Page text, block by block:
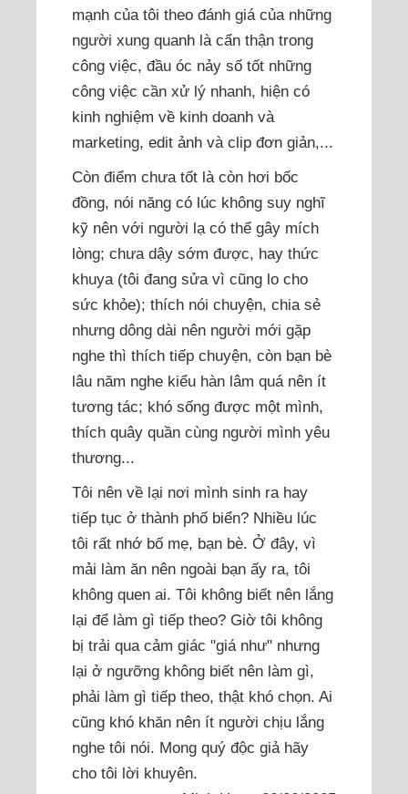
mạnh của tôi theo đánh giá của những
người xung quanh là cẩn thận trong
công việc, đầu óc nảy số tốt những
công việc cần xử lý nhanh, hiện có
kinh nghiệm về kinh doanh và
marketing, edit ảnh và clip đơn giản,...
Còn điểm chưa tốt là còn hơi bốc
đồng, nói năng có lúc không suy nghĩ
kỹ nên với người lạ có thể gây mích
lòng; chưa dậy sớm được, hay thức
khuya (tôi đang sửa vì cũng lo cho
sức khỏe); thích nói chuyện, chia sẻ
nhưng dông dài nên người mới gặp
nghe thì thích tiếp chuyện, còn bạn bè
lâu năm nghe kiểu hàn lâm quá nên ít
tương tác; khó sống được một mình,
thích quây quần cùng người mình yêu
thương...
Tôi nên về lại nơi mình sinh ra hay
tiếp tục ở thành phố biển? Nhiều lúc
tôi rất nhớ bố mẹ, bạn bè. Ở đây, vì
mải làm ăn nên ngoài bạn ấy ra, tôi
không quen ai. Tôi không biết nên lắng
lại để làm gì tiếp theo? Giờ tôi không
bị trải qua cảm giác "giá như" nhưng
lại ở ngưỡng không biết nên làm gì,
phải làm gì tiếp theo, thật khó chọn. Ai
cũng khó khăn nên ít người chịu lắng
nghe tôi nói. Mong quý độc giả hãy
cho tôi lời khuyên.